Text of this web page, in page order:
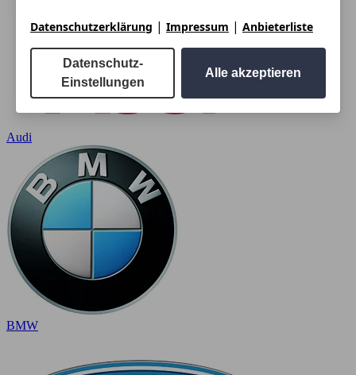
Audi
BMW
Datenschutzerklärung | Impressum | Anbieterliste
Datenschutz-
Einstellungen
Alle akzeptieren